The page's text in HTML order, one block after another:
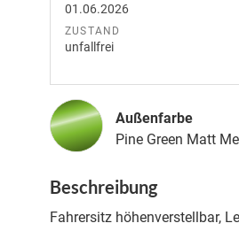
01.06.2026
ZUSTAND
unfallfrei
Außenfarbe
Pine Green Matt
Beschreibung
Fahrersitz höhenverstellbar,